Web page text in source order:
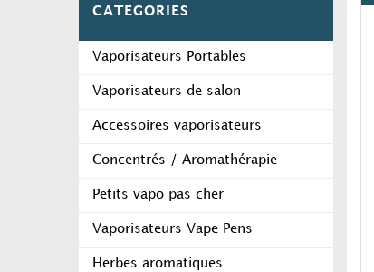
CATEGORIES
Vaporisateurs Portables
Vaporisateurs de salon
Accessoires vaporisateurs
Concentrés / Aromathérapie
Petits vapo pas cher
Vaporisateurs Vape Pens
Herbes aromatiques